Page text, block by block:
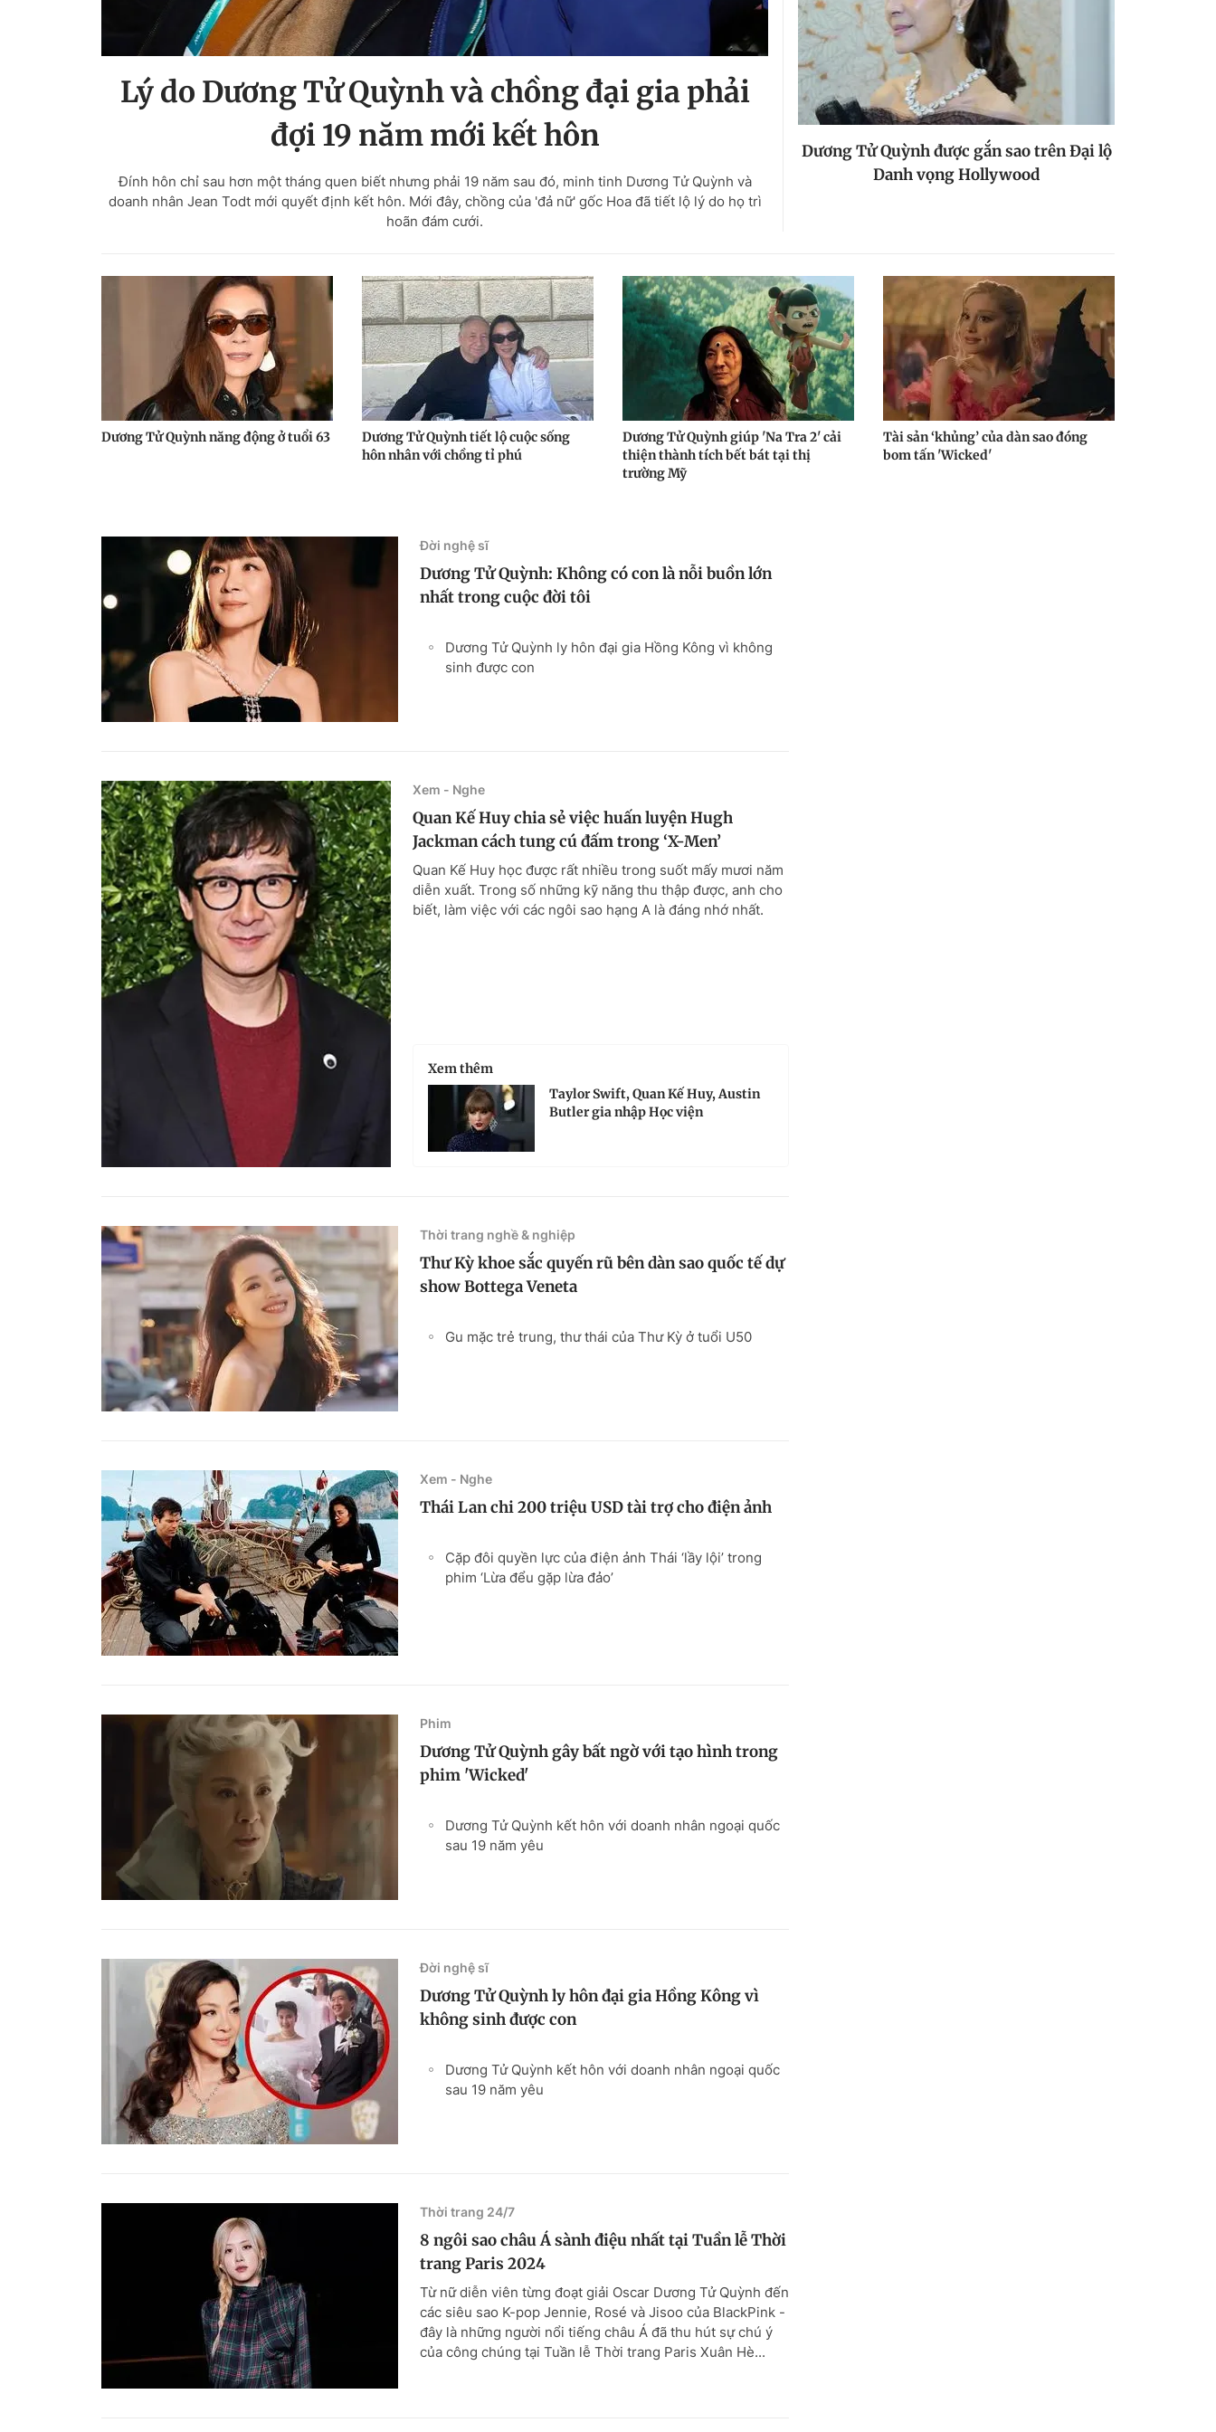
Lý do Dương Tử Quỳnh và chồng đại gia phải
đợi 19 năm mới kết hôn
Đính hôn chỉ sau hơn một tháng quen biết nhưng phải 19 năm sau đó, minh tinh Dương Tử Quỳnh và
doanh nhân Jean Todt mới quyết định kết hôn. Mới đây, chồng của 'đả nữ' gốc Hoa đã tiết lộ lý do họ trì
hoãn đám cưới.
Dương Tử Quỳnh được gắn sao trên Đại lộ
Danh vọng Hollywood
Dương Tử Quỳnh năng động ở tuổi 63
Dương Tử Quỳnh tiết lộ cuộc sống
hôn nhân với chồng tỉ phú
Dương Tử Quỳnh giúp 'Na Tra 2' cải
thiện thành tích bết bát tại thị
trường Mỹ
Tài sản ‘khủng’ của dàn sao đóng
bom tấn 'Wicked'
Đời nghệ sĩ
Dương Tử Quỳnh: Không có con là nỗi buồn lớn
nhất trong cuộc đời tôi
Dương Tử Quỳnh ly hôn đại gia Hồng Kông vì không
sinh được con
Xem - Nghe
Quan Kế Huy chia sẻ việc huấn luyện Hugh
Jackman cách tung cú đấm trong ‘X-Men’
Quan Kế Huy học được rất nhiều trong suốt mấy mươi năm
diễn xuất. Trong số những kỹ năng thu thập được, anh cho
biết, làm việc với các ngôi sao hạng A là đáng nhớ nhất.
Xem thêm
Taylor Swift, Quan Kế Huy, Austin
Butler gia nhập Học viện
Thời trang nghề & nghiệp
Thư Kỳ khoe sắc quyến rũ bên dàn sao quốc tế dự
show Bottega Veneta
Gu mặc trẻ trung, thư thái của Thư Kỳ ở tuổi U50
Xem - Nghe
Thái Lan chi 200 triệu USD tài trợ cho điện ảnh
Cặp đôi quyền lực của điện ảnh Thái ‘lầy lội’ trong
phim ‘Lừa đểu gặp lừa đảo’
Phim
Dương Tử Quỳnh gây bất ngờ với tạo hình trong
phim 'Wicked'
Dương Tử Quỳnh kết hôn với doanh nhân ngoại quốc
sau 19 năm yêu
Đời nghệ sĩ
Dương Tử Quỳnh ly hôn đại gia Hồng Kông vì
không sinh được con
Dương Tử Quỳnh kết hôn với doanh nhân ngoại quốc
sau 19 năm yêu
Thời trang 24/7
8 ngôi sao châu Á sành điệu nhất tại Tuần lễ Thời
trang Paris 2024
Từ nữ diễn viên từng đoạt giải Oscar Dương Tử Quỳnh đến
các siêu sao K-pop Jennie, Rosé và Jisoo của BlackPink -
đây là những người nổi tiếng châu Á đã thu hút sự chú ý
của công chúng tại Tuần lễ Thời trang Paris Xuân Hè...